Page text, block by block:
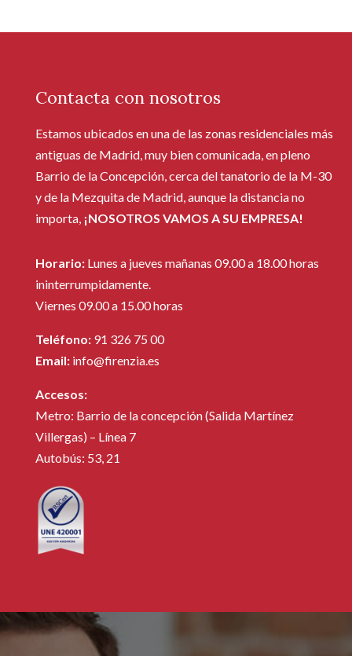
Contacta con nosotros
Estamos ubicados en una de las zonas residenciales más
antiguas de Madrid, muy bien comunicada, en pleno
Barrio de la Concepción, cerca del tanatorio de la M-30
y de la Mezquita de Madrid, aunque la distancia no
importa, ¡NOSOTROS VAMOS A SU EMPRESA!
Horario:Lunes a jueves mañanas 09.00 a 18.00 horas
ininterrumpidamente.
Viernes 09.00 a 15.00 horas
Teléfono:91 326 75 00
Email: info@firenzia.es
Accesos:
Metro: Barrio de la concepción (Salida Martínez
Villergas) – Línea 7
Autobús: 53, 21